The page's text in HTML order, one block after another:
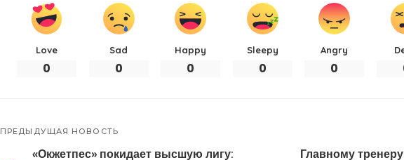
Love
0
Sad
0
Happy
0
Sleepy
0
Angry
0
ПРЕДЫДУЩАЯ НОВОСТЬ
«Окжетпес» покидает высшую лигу:
Главному